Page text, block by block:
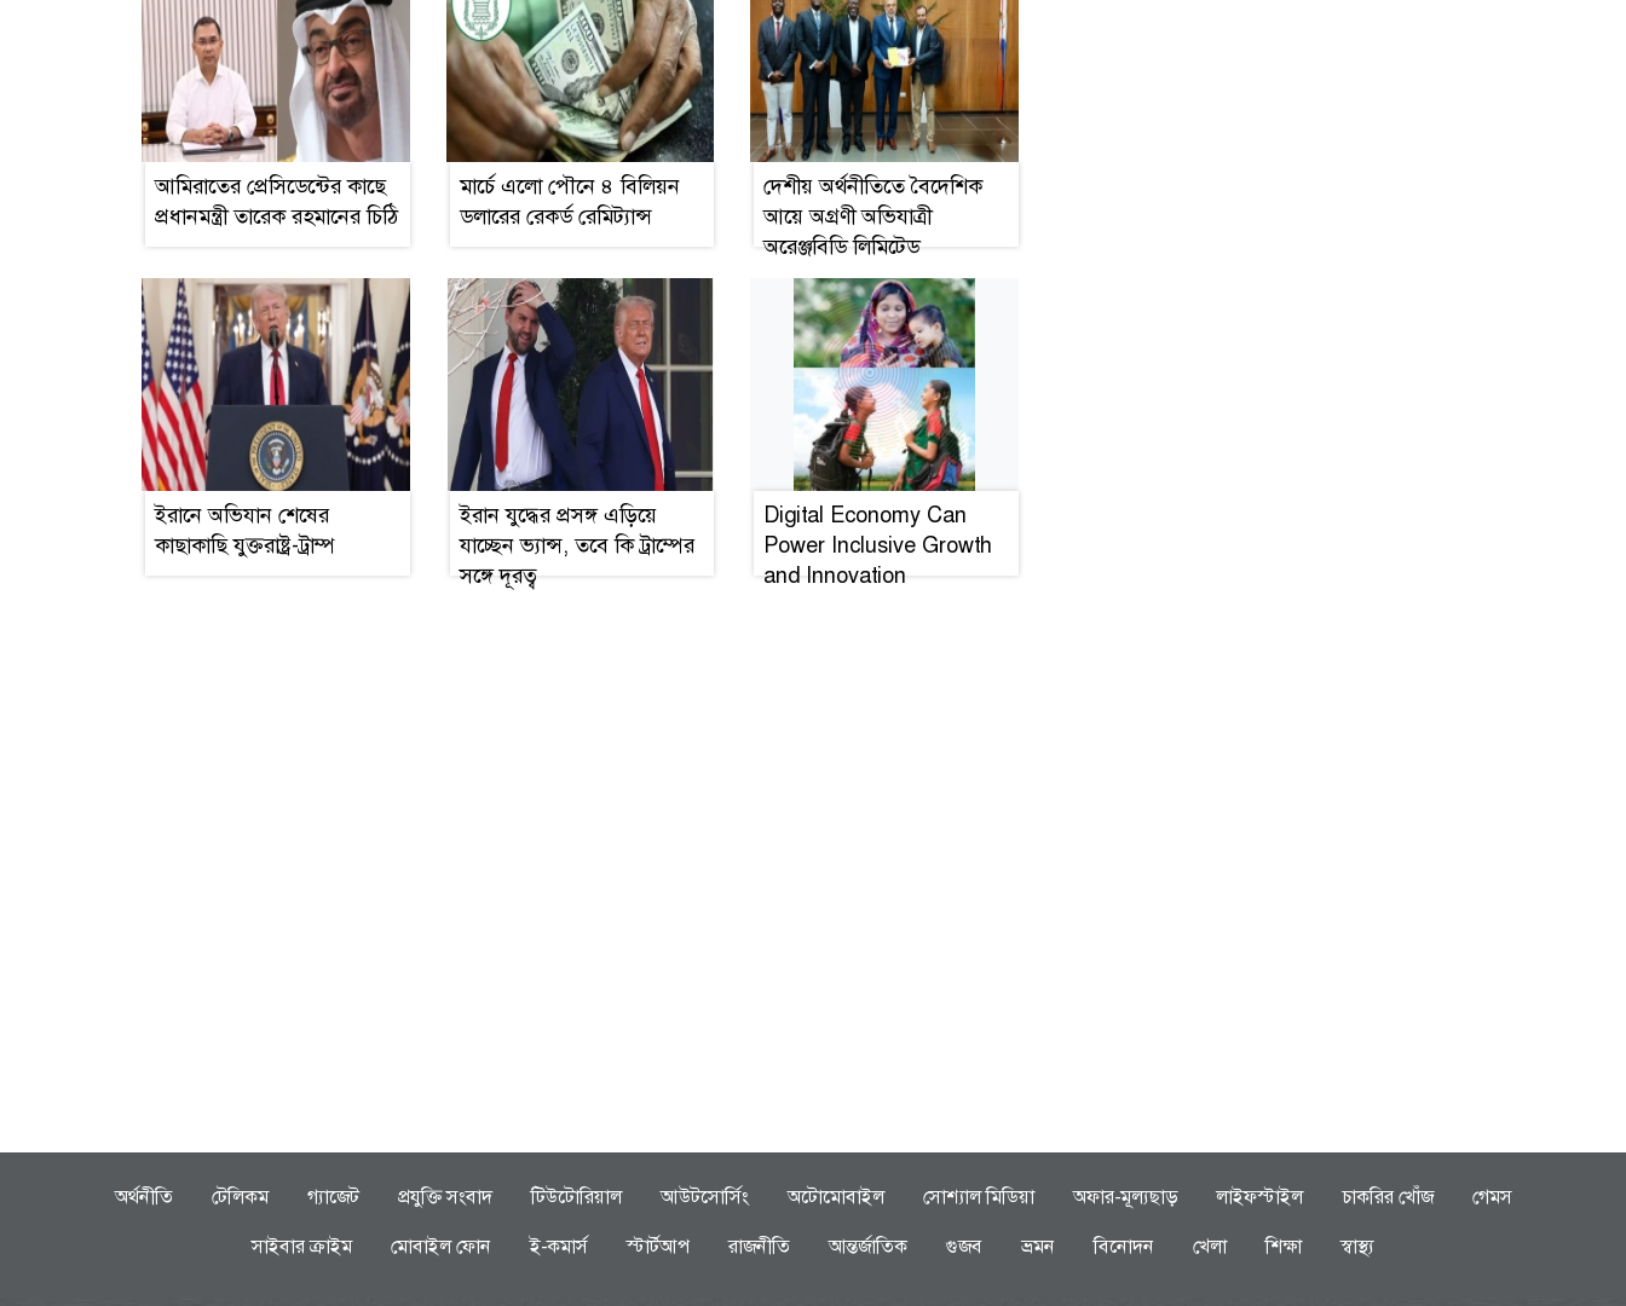
আমিরাতের প্রেসিডেন্টের কাছে
প্রধানমন্ত্রী তারেক রহমানের চিঠি
মার্চে এলো পৌনে ৪ বিলিয়ন
ডলারের রেকর্ড রেমিট্যান্স
দেশীয় অর্থনীতিতে বৈদেশিক
আয়ে অগ্রণী অভিযাত্রী
অরেঞ্জবিডি লিমিটেড
ইরানে অভিযান শেষের
কাছাকাছি যুক্তরাষ্ট্র-ট্রাম্প
ইরান যুদ্ধের প্রসঙ্গ এড়িয়ে
যাচ্ছেন ভ্যান্স, তবে কি ট্রাম্পের
সঙ্গে দূরত্ব
Digital Economy Can
Power Inclusive Growth
and Innovation
অর্থনীতি টেলিকম গ্যাজেট প্রযুক্তি সংবাদ টিউটোরিয়াল আউটসোর্সিং অটোমোবাইল সোশ্যাল মিডিয়া অফার-মূল্যছাড় লাইফস্টাইল চাকরির খোঁজ
গেমস
সাইবার ক্রাইম
মোবাইল ফোন ই-কমার্স স্টার্টআপ রাজনীতি আন্তর্জাতিক গুজব ভ্রমন বিনোদন খেলা শিক্ষা স্বাস্থ্য